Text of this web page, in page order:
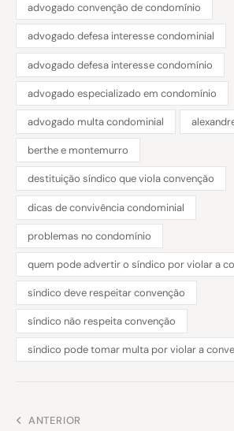
advogado convenção de condomínio
advogado defesa interesse condominial
advogado defesa interesse condomínio
advogado especializado em condomínio
advogado multa condominial
berthe e montemurro
destituição síndico que viola convenção
dicas de convivência condominial
problemas no condomínio
quem pode advertir o síndico por violar a
síndico deve respeitar convenção
síndico não respeita convenção
síndico pode tomar multa por violar a
ANTERIOR